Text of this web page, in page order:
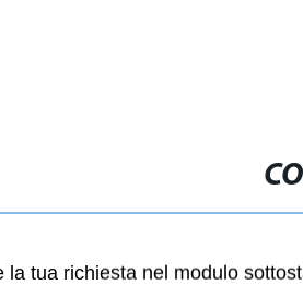
la tua richiesta nel modulo